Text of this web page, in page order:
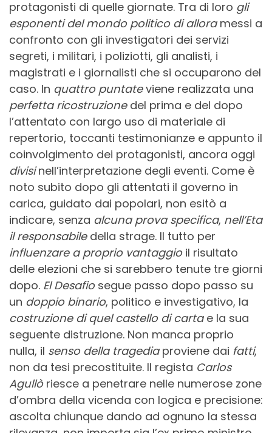
protagonisti di quelle giornate. Tra di loro gli
esponenti del mondo politico di alloramessi a
confronto con gli investigatori dei servizi
segreti, i militari, i poliziotti, gli analisti, i
magistrati e i giornalisti che si occuparono del
caso. In quattro puntateviene realizzata una
perfetta ricostruzionedel prima e del dopo
l’attentato con largo uso di materiale di
repertorio, toccanti testimonianze e appunto il
coinvolgimento dei protagonisti, ancora oggi
divisinell’interpretazione degli eventi. Come è
noto subito dopo gli attentati il governo in
carica, guidato dai popolari, non esitò a
indicare, senza alcuna prova specifica, nell’Eta
il responsabiledella strage. Il tutto per
influenzare a proprio vantaggioil risultato
delle elezioni che si sarebbero tenute tre giorni
dopo. El Desafiosegue passo dopo passo su
un doppio binario, politico e investigativo, la
costruzione di quel castello di cartae la sua
seguente distruzione. Non manca proprio
nulla, il senso della tragediaproviene dai fatti,
non da tesi precostituite. Il regista Carlos
Agullò riesce a penetrare nelle numerose zone
d’ombra della vicenda con logica e precisione:
ascolta chiunque dando ad ognuno la stessa